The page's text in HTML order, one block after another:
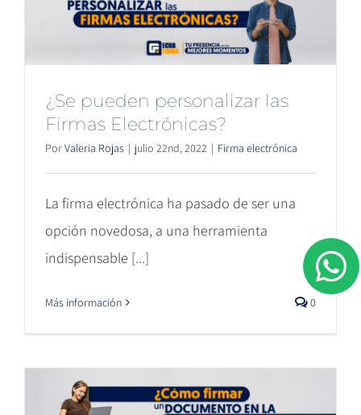
¿Se pueden personalizar las
Firmas Electrónicas?
PorValeria Rojas | julio 22nd, 2022 | Firma electrónica
La firma electrónica ha pasado de ser una
opción novedosa, a una herramienta
indispensable [...]
Más información 0